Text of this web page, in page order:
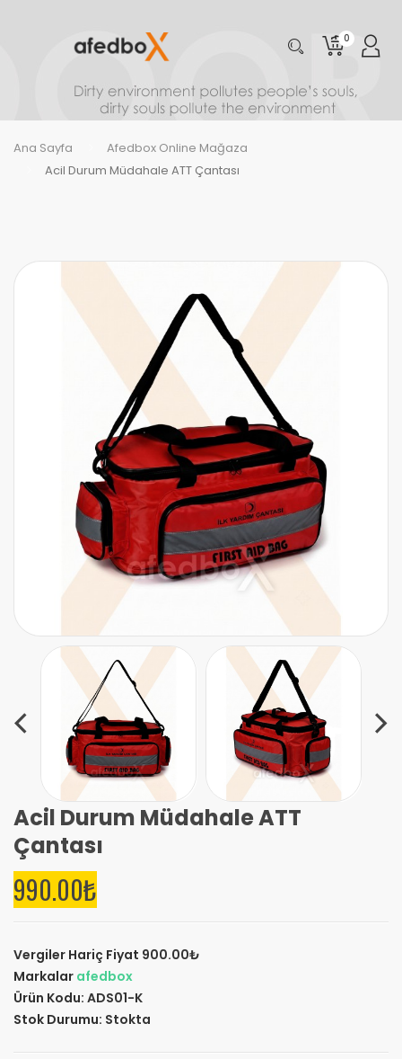
0
Ana Sayfa
Afedbox Online Mağaza
Acil Durum Müdahale ATT Çantası
Acil Durum Müdahale ATT
Çantası
990.00₺
Vergiler Hariç Fiyat 900.00₺
Markalar afedbox
Ürün Kodu: ADS01-K
Stok Durumu: Stokta